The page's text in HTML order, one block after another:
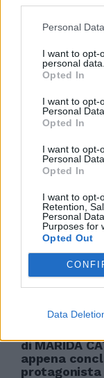
Personal
I want to opt-
personal data.
Opted In
I want to opt-
Personal Data.
Opted In
I want to opt-
Personal
Opted In
I want to opt-
Retention,
Personal
Purposes for
Opted Out
Data
cinema e
di MARIDA
TENTATIVO
totale libertà
26/02/2004
di MARIDA
televisiva ...
di MARIDA
appena
protagonista